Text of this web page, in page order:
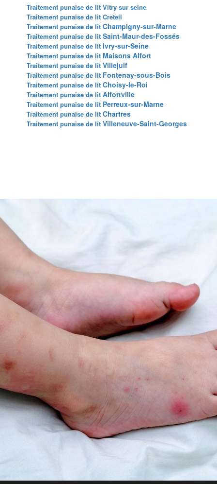
Traitement punaise de lit Vitry sur seine
Traitement punaise de lit Creteil
Traitement punaise de lit Champigny-sur-Marne
Traitement punaise de lit Saint-Maur-des-Fossés
Traitement punaise de lit Ivry-sur-Seine
Traitement punaise de lit Maisons Alfort
Traitement punaise de lit Villejuif
Traitement punaise de lit Fontenay-sous-Bois
Traitement punaise de lit Choisy-le-Roi
Traitement punaise de lit Alfortville
Traitement punaise de lit Perreux-sur-Marne
Traitement punaise de lit Chartres
Traitement punaise de lit Villeneuve-Saint-Georges